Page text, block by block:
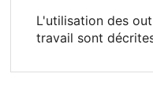
L'utilisation des
travail sont